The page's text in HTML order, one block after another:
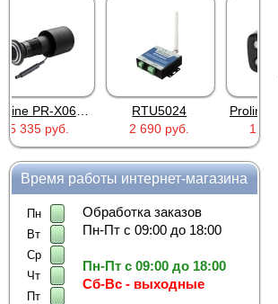
RTU5024
2 690 руб.
Proline PR-SA040
1 803 руб.
Время работы интернет-магазина
Пн
Вт
Ср
Чт
Пт
Обработка заказов
Пн-Пт с 09:00 до 18:00
Пн-Пт с 09:00 до 18:00
Сб-Вс - выходные